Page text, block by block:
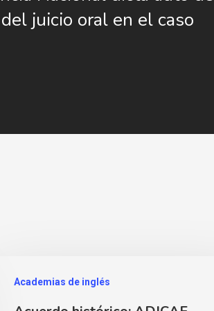
juicio oral en el caso
Academias de inglés